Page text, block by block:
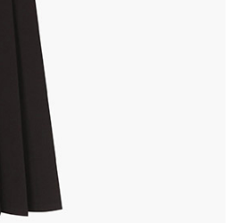
장바구니 가기